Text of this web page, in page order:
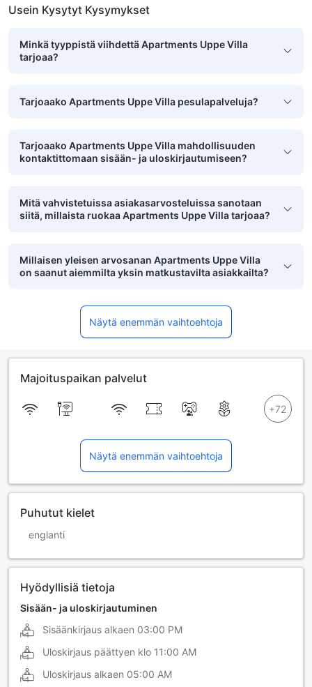
Usein Kysytyt Kysymykset
Minkä tyyppistä viihdettä Apartments Uppe Villa
tarjoaa?
Tarjoaako Apartments Uppe Villa pesulapalveluja?
Tarjoaako Apartments Uppe Villa mahdollisuuden
kontaktittomaan sisään- ja uloskirjautumiseen?
Mitä vahvistetuissa asiakasarvosteluissa sanotaan
siitä, millaista ruokaa Apartments Uppe Villa tarjoaa?
Millaisen yleisen arvosanan Apartments Uppe Villa
on saanut aiemmilta yksin matkustavilta asiakkailta?
Näytä enemmän vaihtoehtoja
Majoituspaikan palvelut
Näytä enemmän vaihtoehtoja
Puhutut kielet
englanti
Hyödyllisiä tietoja
Sisään- ja uloskirjautuminen
Sisäänkirjaus alkaen 03:00 PM
Uloskirjaus päättyen klo 11:00 AM
Uloskirjaus alkaen 05:00 AM